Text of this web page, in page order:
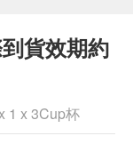
貨效期約
1 x 3Cup杯